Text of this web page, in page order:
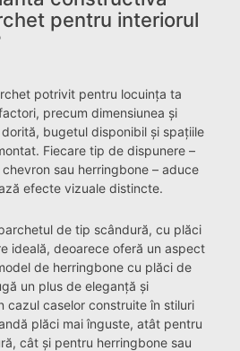
pentru interiorul
potrivit pentru locuința ta
precum dimensiunea și
bugetul disponibil și spațiile
Fiecare tip de dispunere –
sau herringbone – aduce
efecte vizuale distincte.
de tip scândură, cu plăci
ideală, deoarece oferă un aspect
de herringbone cu plăci de
un plus de eleganță și
cazul caselor construite în stiluri
plăci mai înguste, atât pentru
cât și pentru herringbone sau